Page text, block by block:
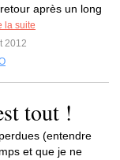
après un long
la suite
2012
tout !
(entendre
et que je ne